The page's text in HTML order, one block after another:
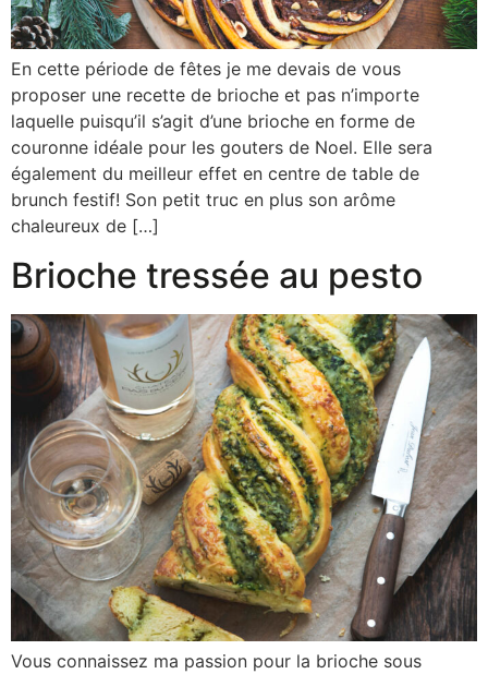
En cette période de fêtes je me devais de vous
proposer une recette de brioche et pas n’importe
laquelle puisqu’il s’agit d’une brioche en forme de
couronne idéale pour les gouters de Noel. Elle sera
également du meilleur effet en centre de table de
brunch festif! Son petit truc en plus son arôme
chaleureux de […]
Brioche tressée au pesto
Vous connaissez ma passion pour la brioche sous